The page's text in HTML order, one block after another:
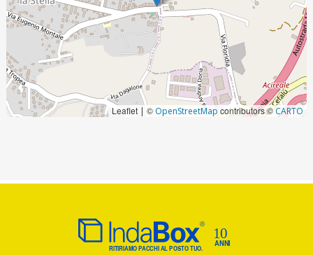
Leaflet | © OpenStreetMap contributors ©CARTO